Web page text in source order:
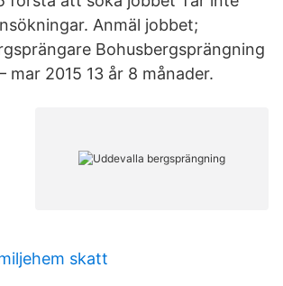
Anmäl jobbet;
Bohusbergsprängning
mar 2015 13 år 8 månader.
skatt